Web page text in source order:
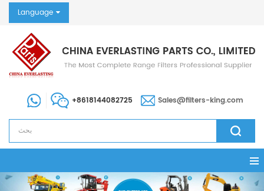
Language
+8618144082725 Sales@filters-king.com